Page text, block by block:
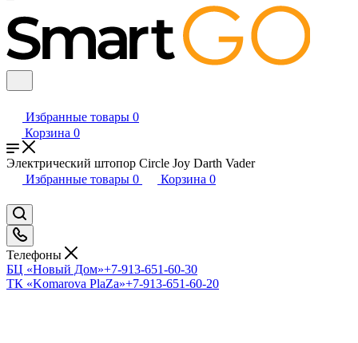
Избранные товары 0
Корзина 0
Электрический штопор Circle Joy Darth Vader
Избранные товары 0 Корзина 0
Телефоны
БЦ «Новый Дом»+7-913-651-60-30
ТК «Komarova PlaZa»+7-913-651-60-20